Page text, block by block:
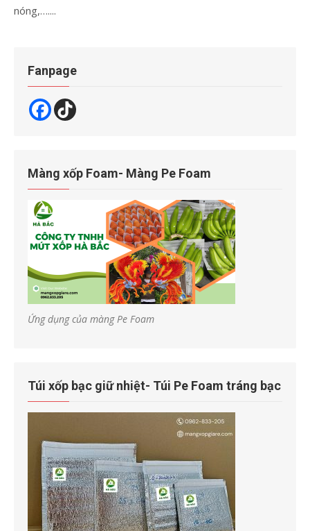
nóng,…....
Fanpage
Màng xốp Foam- Màng Pe Foam
Ứng dụng của màng Pe Foam
Túi xốp bạc giữ nhiệt- Túi Pe Foam tráng bạc